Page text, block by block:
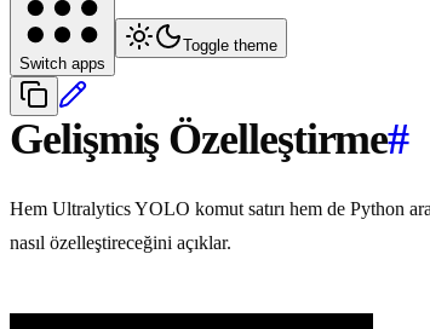
Switch apps
Toggle theme
Gelişmiş Özelleştirme#
Hem Ultralytics YOLO komut satırı hem de Python
nasıl özelleştireceğini açıklar.